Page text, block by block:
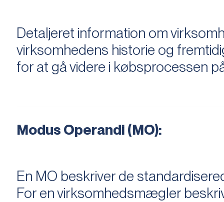
Detaljeret information om
virksomhedens historie og
for at gå videre i købsprocessen
Modus Operandi (MO):
En MO beskriver de
For en virksomhedsmægler